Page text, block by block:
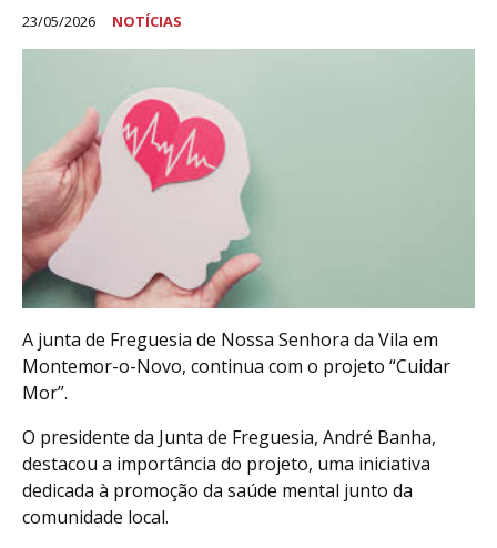
23/05/2026 NOTÍCIAS
A junta de Freguesia de Nossa Senhora da Vila em
Montemor-o-Novo, continua com o projeto “Cuidar
Mor”.
O presidente da Junta de Freguesia, André Banha,
destacou a importância do projeto, uma iniciativa
dedicada à promoção da saúde mental junto da
comunidade local.